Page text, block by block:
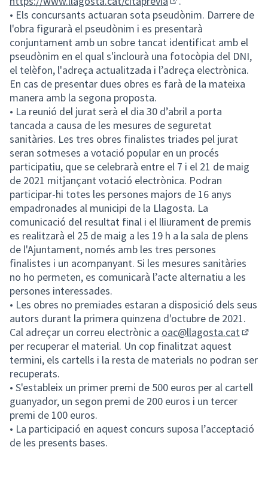
(Enllaç extern)
• Els concursants actuaran sota pseudònim. Darrere de
l'obra figurarà el pseudònim i es presentarà
conjuntament amb un sobre tancat identificat amb el
pseudònim en el qual s'inclourà una fotocòpia del DNI,
el telèfon, l'adreça actualitzada i l’adreça electrònica.
En cas de presentar dues obres es farà de la mateixa
manera amb la segona proposta.
• La reunió del jurat serà el dia 30 d’abril a porta
tancada a causa de les mesures de seguretat
sanitàries. Les tres obres finalistes triades pel jurat
seran sotmeses a votació popular en un procés
participatiu, que se celebrarà entre el 7 i el 21 de maig
de 2021 mitjançant votació electrònica. Podran
participar-hi totes les persones majors de 16 anys
empadronades al municipi de la Llagosta. La
comunicació del resultat final i el lliurament de premis
es realitzarà el 25 de maig a les 19 h a la sala de plens
de l'Ajuntament, només amb les tres persones
finalistes i un acompanyant. Si les mesures sanitàries
no ho permeten, es comunicarà l’acte alternatiu a les
persones interessades.
• Les obres no premiades estaran a disposició dels seus
autors durant la primera quinzena d'octubre de 2021.
Cal adreçar un correu electrònic a oac@llagosta.cat
per recuperar el material. Un cop finalitzat aquest
termini, els cartells i la resta de materials no podran ser
recuperats.
• S'estableix un primer premi de 500 euros per al cartell
guanyador, un segon premi de 200 euros i un tercer
premi de 100 euros.
• La participació en aquest concurs suposa l’acceptació
de les presents bases.